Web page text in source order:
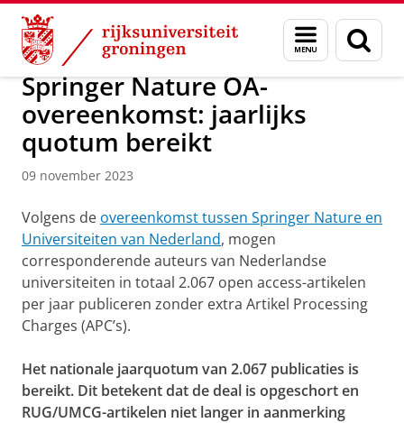
Skip
Content
Skip
Navigation
Menu
en
zoeken
Over ons Actueel Nieuws Nieuwsberichten
Springer Nature OA-
overeenkomst: jaarlijks
quotum bereikt
09 november 2023
Volgens de overeenkomst tussen Springer Nature en
Universiteiten van Nederland, mogen
corresponderende auteurs van Nederlandse
universiteiten in totaal 2.067 open access-artikelen
per jaar publiceren zonder extra Artikel Processing
Charges (APC’s).
Het nationale jaarquotum van 2.067 publicaties is
bereikt. Dit betekent dat de deal is opgeschort en
RUG/UMCG-artikelen niet langer in aanmerking